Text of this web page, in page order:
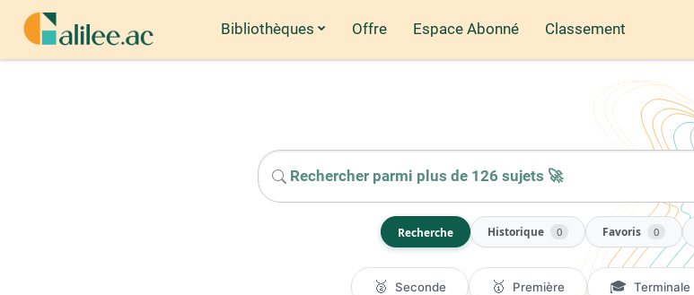
Passer au contenu principal Bibliothèques Offre Espace Abonné Classement
Recherche Historique 0 Favoris 0
🥈 Seconde 🥇 Première 🎓 Terminale